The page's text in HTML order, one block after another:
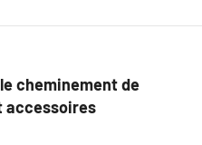
cheminement de
accessoires